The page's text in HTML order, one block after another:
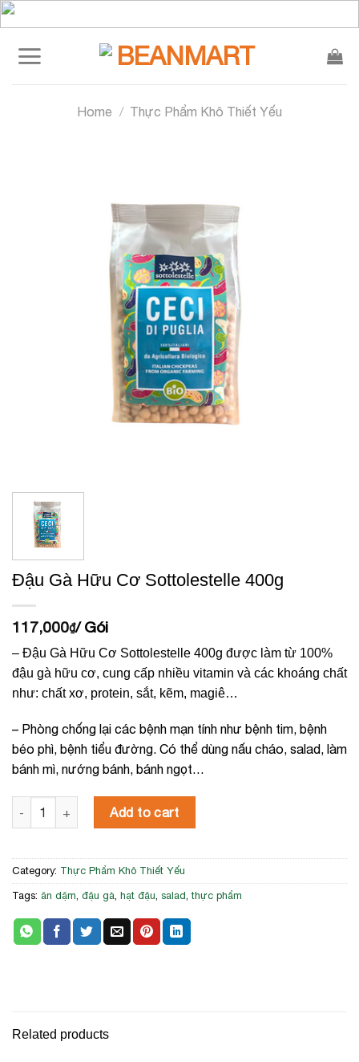
Skip
to
content
Home / Thực Phẩm Khô Thiết Yếu
Đậu Gà Hữu Cơ Sottolestelle 400g
117,000₫/ Gói
– Đậu Gà Hữu Cơ Sottolestelle 400g được làm từ 100%
đậu gà hữu cơ, cung cấp nhiều vitamin và các khoáng chất
như: chất xơ, protein, sắt, kẽm, magiê…
– Phòng chống lại các bệnh mạn tính như bệnh tim, bệnh
béo phì, bệnh tiểu đường. Có thể dùng nấu cháo, salad, làm
bánh mì, nướng bánh, bánh ngọt…
Đậu Gà Hữu Cơ Sottolestelle 400g quantity
Add to cart
Category: Thực Phẩm Khô Thiết Yếu
Tags: ăn dặm, đậu gà, hạt đậu, salad,thực phẩm
Related products